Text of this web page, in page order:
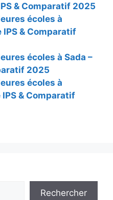
& Comparatif 2025
écoles à
IPS & Comparatif
écoles à Sada –
2025
écoles à
IPS & Comparatif
Rechercher